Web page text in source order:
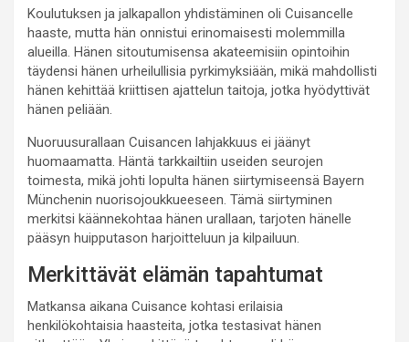
Koulutuksen ja jalkapallon yhdistäminen oli Cuisancelle
haaste, mutta hän onnistui erinomaisesti molemmilla
alueilla. Hänen sitoutumisensa akateemisiin opintoihin
täydensi hänen urheilullisia pyrkimyksiään, mikä mahdollisti
hänen kehittää kriittisen ajattelun taitoja, jotka hyödyttivät
hänen peliään.
Nuoruusurallaan Cuisancen lahjakkuus ei jäänyt
huomaamatta. Häntä tarkkailtiin useiden seurojen
toimesta, mikä johti lopulta hänen siirtymiseensä Bayern
Münchenin nuorisojoukkueeseen. Tämä siirtyminen
merkitsi käännekohtaa hänen urallaan, tarjoten hänelle
pääsyn huipputason harjoitteluun ja kilpailuun.
Merkittävät elämän tapahtumat
Matkansa aikana Cuisance kohtasi erilaisia
henkilökohtaisia haasteita, jotka testasivat hänen